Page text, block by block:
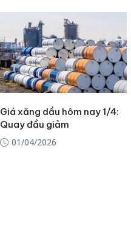
Giá xăng dầu hôm nay 1/4:
Quay đầu giảm
01/04/2026